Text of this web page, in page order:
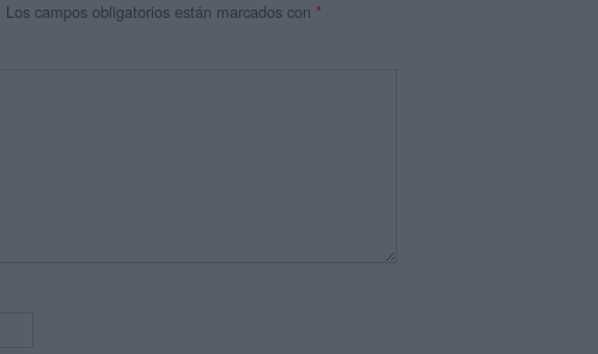
Los campos obligatorios están marcados con *